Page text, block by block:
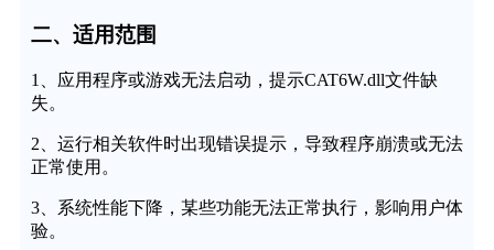
二、适用范围
1、应用程序或游戏无法启动，提示CAT6W.dll文件缺
失。
2、运行相关软件时出现错误提示，导致程序崩溃或无法
正常使用。
3、系统性能下降，某些功能无法正常执行，影响用户体
验。